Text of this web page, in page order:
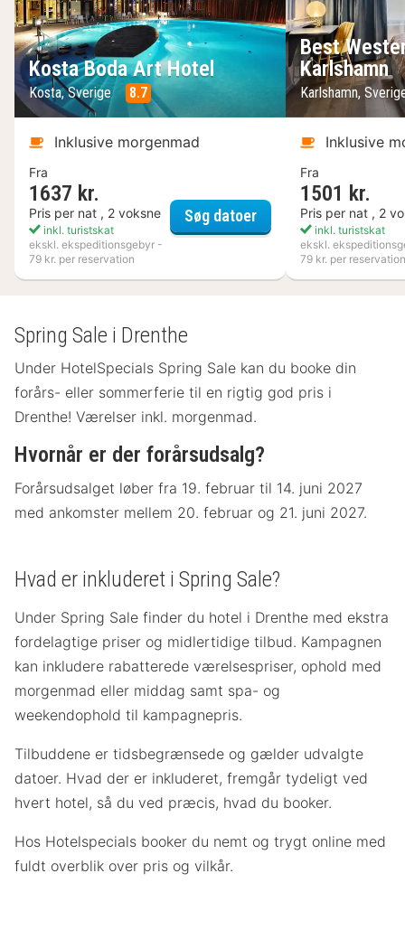
Kosta Boda Art Hotel
Kosta, Sverige 8.7
Inklusive morgenmad
Fra
1637 kr.
Pris per nat , 2 voksne
inkl. turistskat
ekskl. ekspeditionsgebyr -
79 kr. per reservation
Søg datoerKosta Boda Art Hotel
Best
Karlshamn
Karlshamn,
Inklusive
Fra
1501 kr.
Pris per nat , 2
inkl. turistskat
ekskl.
79 kr. per reservation
Spring Sale i Drenthe
Under HotelSpecials Spring Sale kan du booke din
forårs- eller sommerferie til en rigtig god pris i
Drenthe! Værelser inkl. morgenmad.
Hvornår er der forårsudsalg?
Forårsudsalget løber fra 19. februar til 14. juni 2027
med ankomster mellem 20. februar og 21. juni 2027.
Hvad er inkluderet i Spring Sale?
Under Spring Sale finder du hotel i Drenthe med ekstra
fordelagtige priser og midlertidige tilbud. Kampagnen
kan inkludere rabatterede værelsespriser, ophold med
morgenmad eller middag samt spa- og
weekendophold til kampagnepris.
Tilbuddene er tidsbegrænsede og gælder udvalgte
datoer. Hvad der er inkluderet, fremgår tydeligt ved
hvert hotel, så du ved præcis, hvad du booker.
Hos Hotelspecials booker du nemt og trygt online med
fuldt overblik over pris og vilkår.